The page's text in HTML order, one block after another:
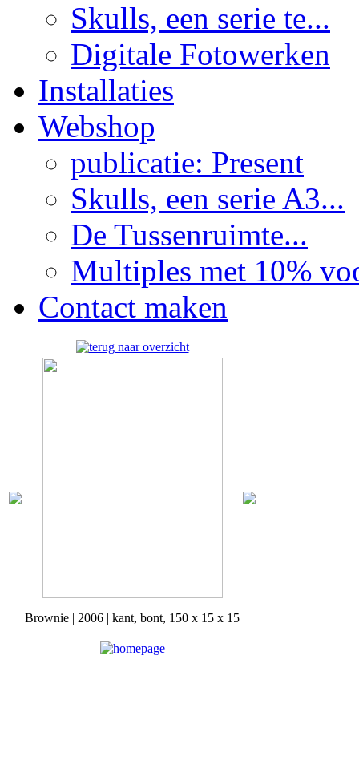
Skulls, een serie te...
Digitale Fotowerken
Installaties
Webshop
publicatie: Present
Skulls, een serie A3...
De Tussenruimte...
Multiples met 10%
Contact maken
Brownie | 2006 | kant, bont, 150 x 15 x 15